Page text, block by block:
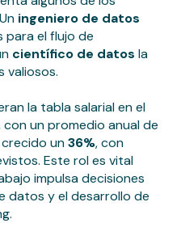
ingeniero de datos
el flujo de
científico de datos la
valiosos.
la tabla salarial en el
con un promedio anual de
crecido un36%, con
Este rol es vital
impulsa decisiones
datos y el desarrollo de